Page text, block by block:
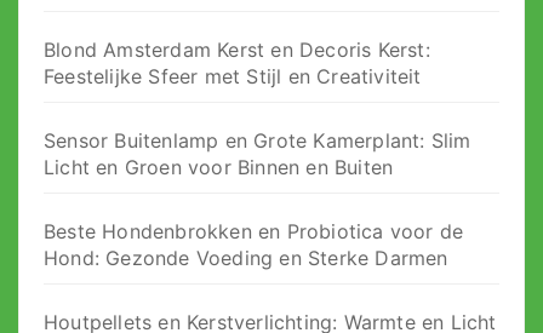
Blond Amsterdam Kerst en Decoris Kerst:
Feestelijke Sfeer met Stijl en Creativiteit
Sensor Buitenlamp en Grote Kamerplant: Slim
Licht en Groen voor Binnen en Buiten
Beste Hondenbrokken en Probiotica voor de
Hond: Gezonde Voeding en Sterke Darmen
Houtpellets en Kerstverlichting: Warmte en Licht